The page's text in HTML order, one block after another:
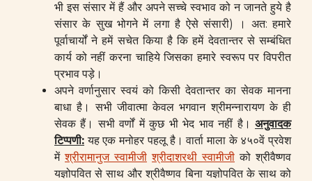
भी इस संसार में हैं और अपने सच्चे स्वभाव को न जानते हुये है
संसार के सुख भोगने में लगा है ऐसे संसारी) । अत: हमारे
पूर्वाचार्यों ने हमें सचेत किया है कि हमें देवतान्तर से सम्बंधित
कार्य को नहीं करना चाहिये जिसका हमारे स्वरूप पर विपरीत
प्रभाव पड़े।
अपने वर्णानुसार स्वयं को किसी देवतान्तर का सेवक मानना
बाधा है। सभी जीवात्मा केवल भगवान श्रीमन्नारायण के ही
सेवक हैं। सभी वर्णों में कुछ भी भेद भाव नहीं है। अनुवादक
टिप्पणी: यह एक मनोहर पहलू है। वार्ता माला के ४५०वें प्रवेश
मेंश्रीरामानुज स्वामीजी श्रीदाशरथी स्वामीजी को श्रीवैष्णव
यज्ञोपवित से साथ और श्रीवैष्णव बिना यज्ञोपवित के साथ को